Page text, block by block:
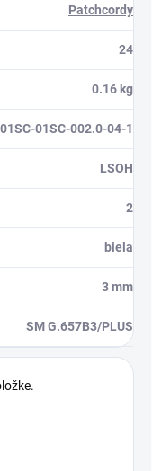
Patchcordy
24
0.16 kg
01SC-002.0-04-1
LSOH
2
biela
3 mm
SM G.657B3/PLUS